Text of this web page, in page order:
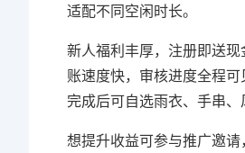
适配不同空闲时长。
新人福利丰厚，注册即送
账速度快，审核进度全程
完成后可自选雨衣、手串、
想提升收益可参与推广邀